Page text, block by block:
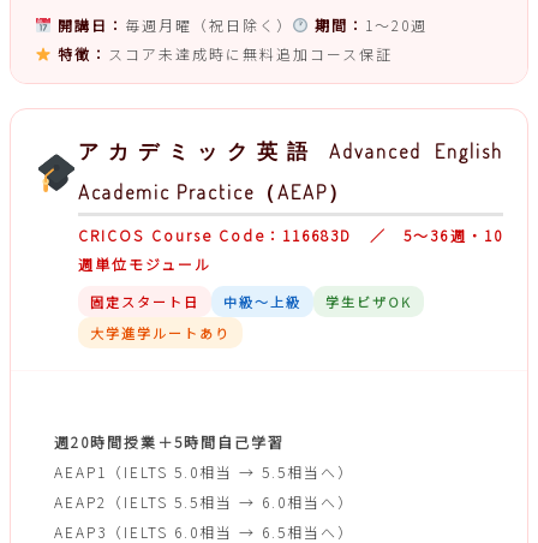
開講日： 毎週月曜（祝日除く） 期間： 1〜20週
特徴： スコア未達成時に無料追加コース保証
アカデミック英語 Advanced English
Academic Practice（AEAP）
CRICOS Course Code：116683D ／ 5〜36週・10
週単位モジュール
固定スタート日 中級〜上級
学生ビザOK
大学進学ルートあり
週20時間授業＋5時間自己学習
AEAP1（IELTS 5.0相当 → 5.5相当へ）
AEAP2（IELTS 5.5相当 → 6.0相当へ）
AEAP3（IELTS 6.0相当 → 6.5相当へ）